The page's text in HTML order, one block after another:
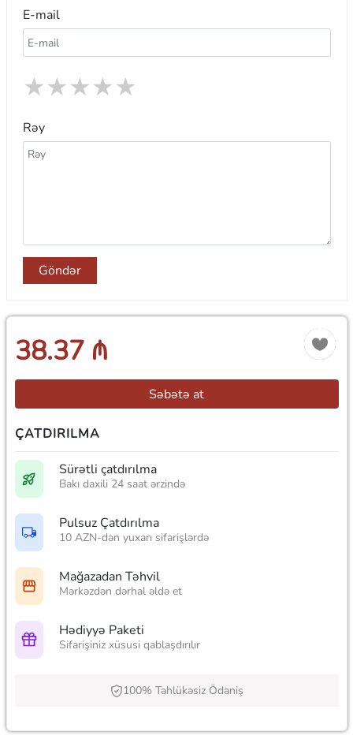
E-mail
★
★
★
★
★
Rəy
Göndər
38.37 ₼
Səbətə at
ÇATDIRILMA
Sürətli çatdırılma
Bakı daxili 24 saat ərzində
Pulsuz Çatdırılma
10 AZN-dən yuxarı sifarişlərdə
Mağazadan Təhvil
Mərkəzdən dərhal əldə et
Hədiyyə Paketi
Sifarişiniz xüsusi qablaşdırılır
100% Təhlükəsiz Ödəniş